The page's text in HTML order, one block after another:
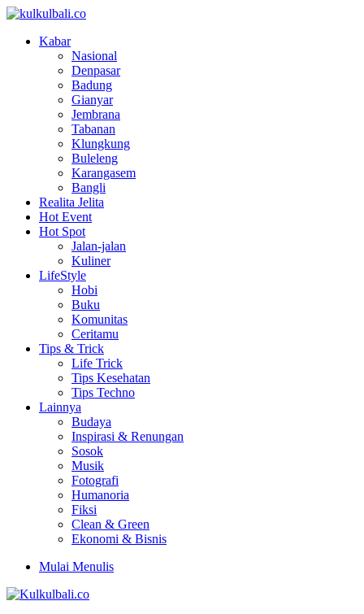
Kabar
Nasional
Denpasar
Badung
Gianyar
Jembrana
Tabanan
Klungkung
Buleleng
Karangasem
Bangli
Realita Jelita
Hot Event
Hot Spot
Jalan-jalan
Kuliner
LifeStyle
Hobi
Buku
Komunitas
Ceritamu
Tips & Trick
Life Trick
Tips Kesehatan
Tips Techno
Lainnya
Budaya
Inspirasi & Renungan
Sosok
Musik
Fotografi
Humanoria
Fiksi
Clean & Green
Ekonomi & Bisnis
Mulai Menulis